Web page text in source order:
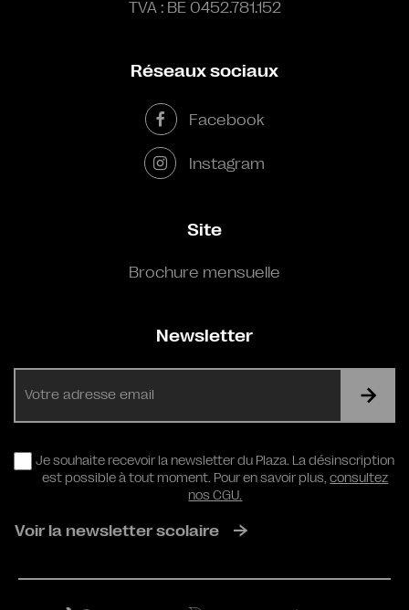
TVA : BE 0452.781.152
Réseaux sociaux
Facebook
Instagram
Site
Brochure mensuelle
Newsletter
RGPD
Je souhaite recevoir la newsletter du Plaza. La désinscription
est possible à tout moment. Pour en savoir plus,consultez
nos CGU.
Voir la newsletter scolaire